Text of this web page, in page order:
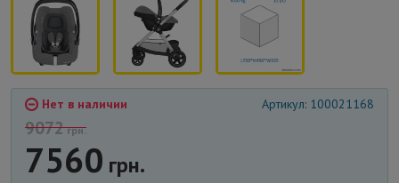
Нет в наличии Артикул: 100021168
9072грн.
7560 грн.